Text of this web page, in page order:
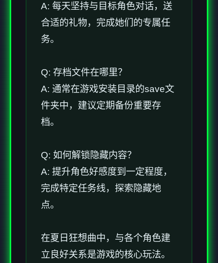
A: 每天坚持与目标角色对话，送
合适的礼物，完成她们的专属任
务。
Q: 存档文件在哪里？
A: 通常在游戏安装目录的save文
件夹中，建议定期备份重要存
档。
Q: 如何解锁隐藏内容？
A: 提升角色好感度到一定程度，
完成特定任务线，探索隐藏地
点。
在夏日狂想曲中，与各个角色建
立良好关系是游戏的核心玩法。